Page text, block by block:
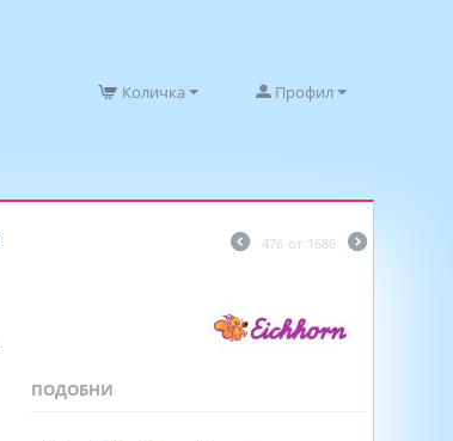
Профил
Количка
476 от 1686
ПОДОБНИ